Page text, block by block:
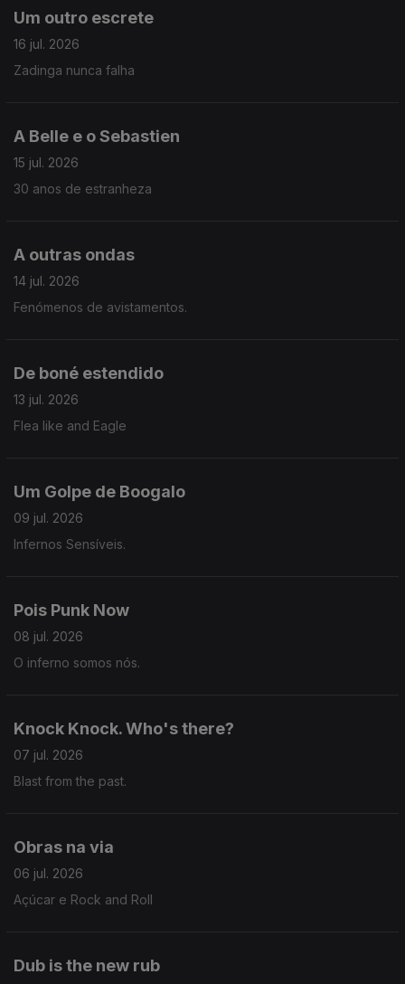
Um outro escrete
16 jul. 2026
Zadinga nunca falha
A Belle e o Sebastien
15 jul. 2026
30 anos de estranheza
A outras ondas
14 jul. 2026
Fenómenos de avistamentos.
De boné estendido
13 jul. 2026
Flea like and Eagle
Um Golpe de Boogalo
09 jul. 2026
Infernos Sensíveis.
Pois Punk Now
08 jul. 2026
O inferno somos nós.
Knock Knock. Who's there?
07 jul. 2026
Blast from the past.
Obras na via
06 jul. 2026
Açúcar e Rock and Roll
Dub is the new rub